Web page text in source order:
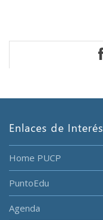
Enlaces de Interés
Home PUCP
PuntoEdu
Agenda